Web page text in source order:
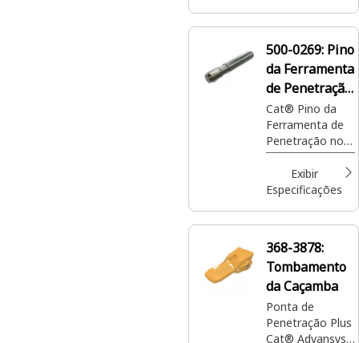
500-0269: Pino
da Ferramenta
de Penetração
no Solo com
11,3 mm de
Diâmetro
Cat® Pino da
Ferramenta de
Penetração no
Solo Longo de
70 mm para
caçamba de
Exibir
Especificações
368-3878:
Tombamento
da Caçamba
Ponta de
Penetração Plus
Cat® Advansys™